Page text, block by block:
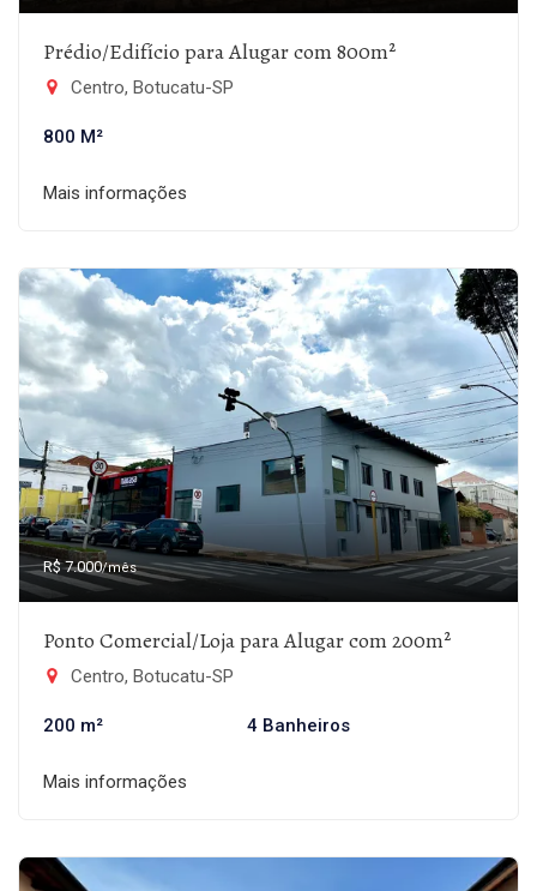
Prédio/Edifício para Alugar com 800m²
Centro, Botucatu-SP
800 M²
Mais informações
R$ 7.000/mês
Ponto Comercial/Loja para Alugar com 200m²
Centro, Botucatu-SP
200 m² 4 Banheiros
Mais informações